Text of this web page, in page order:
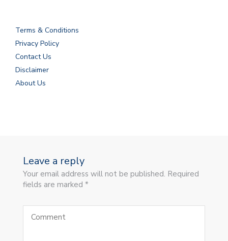
Terms & Conditions
Privacy Policy
Contact Us
Disclaimer
About Us
Leave a reply
Your email address will not be published. Required
fields are marked *